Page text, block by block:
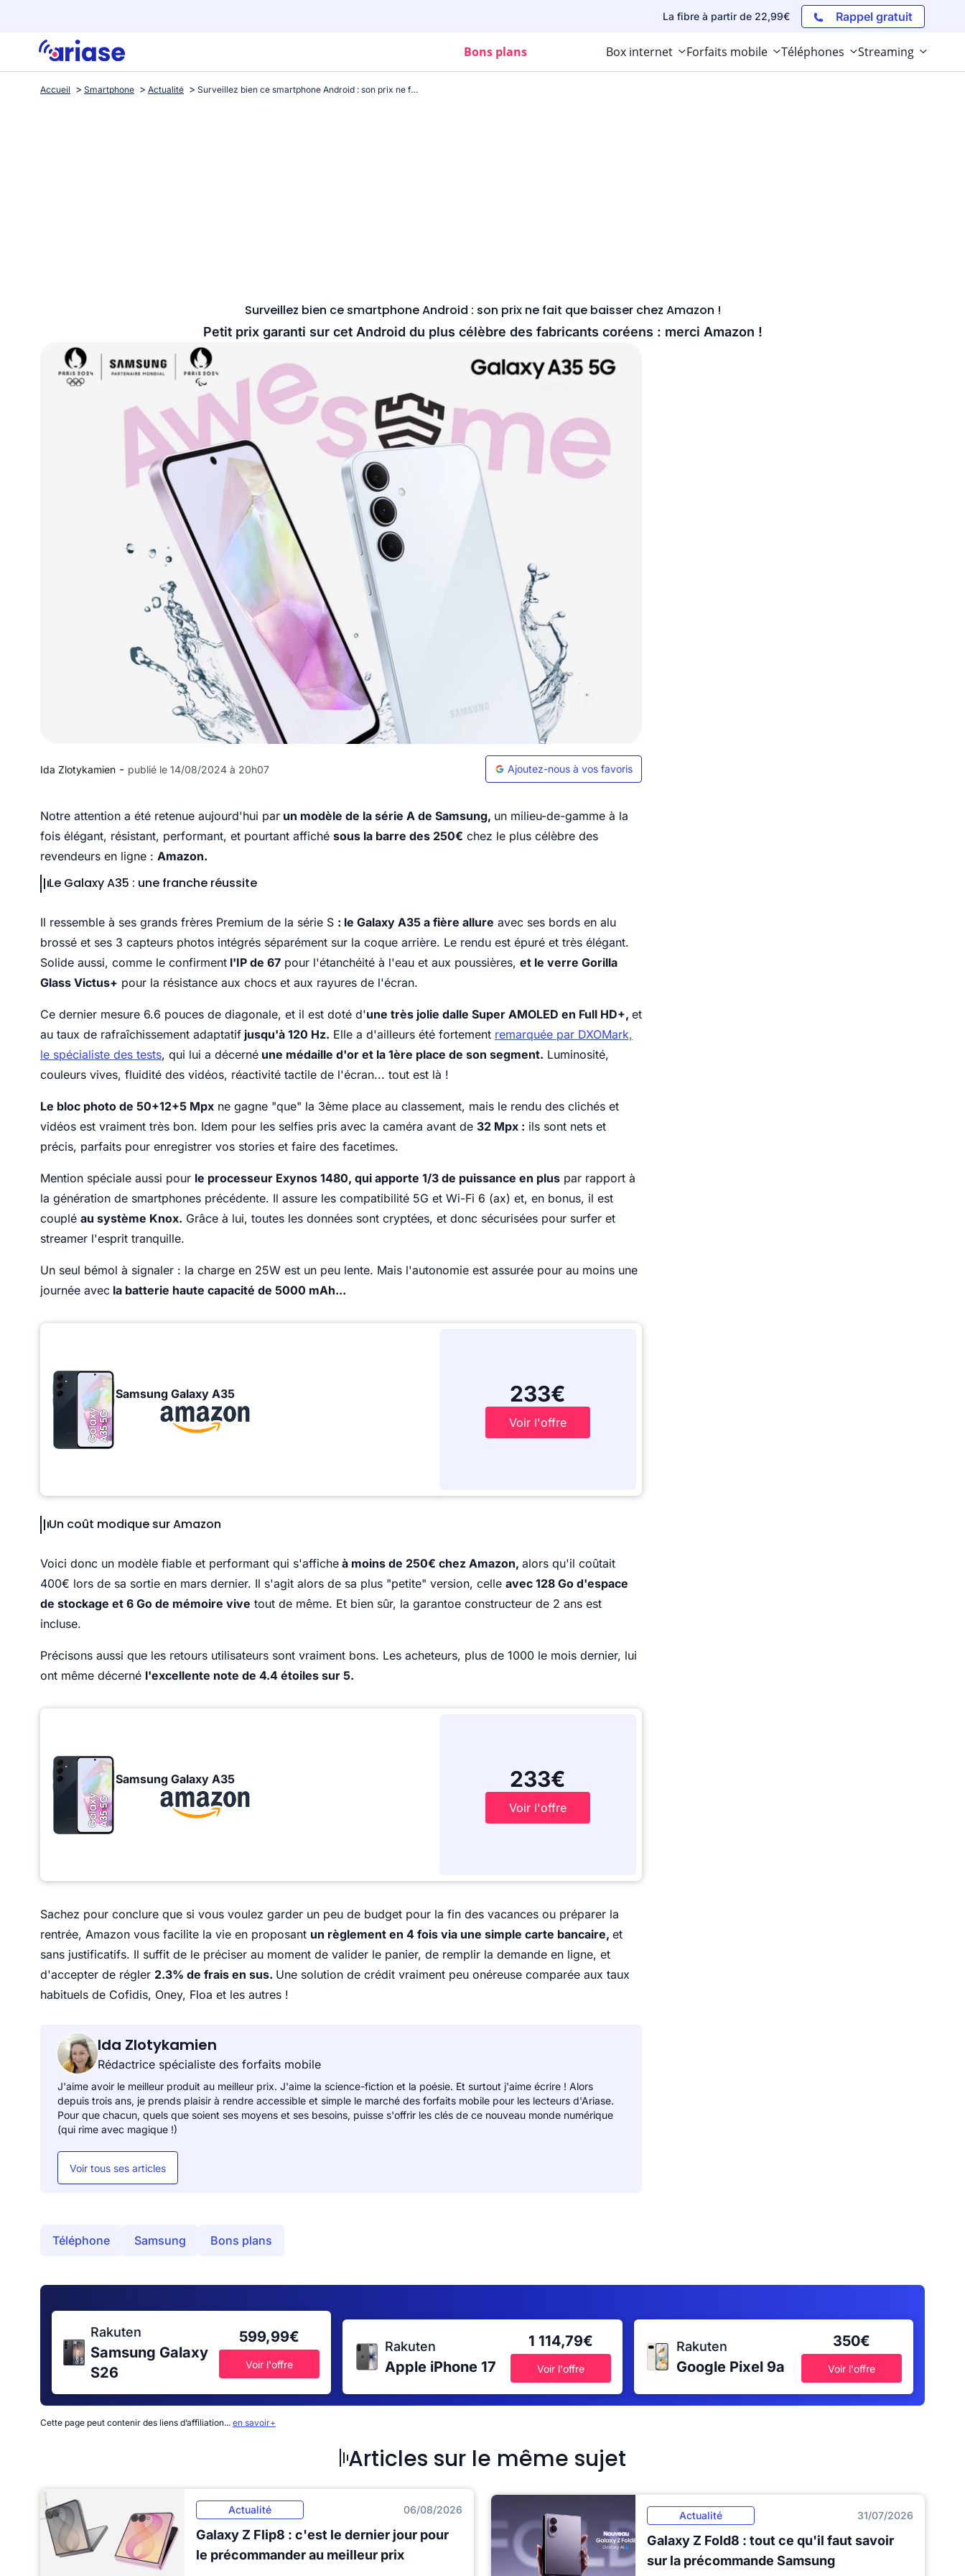
La fibre à partir de 22,99€ Rappel gratuit
Bons plans Box internet Forfaits mobile Téléphones Streaming
Accueil Smartphone Actualité Surveillez bien ce smartphone Android : son prix ne fait que baisser chez Amazon !
Surveillez bien ce smartphone Android : son prix ne fait que baisser chez Amazon !
Petit prix garanti sur cet Android du plus célèbre des fabricants coréens : merci Amazon !
Ida Zlotykamien - publié le 14/08/2024 à 20h07 Ajoutez-nous à vos favoris
Notre attention a été retenue aujourd'hui par un modèle de la série A de Samsung, un milieu-de-gamme à la
fois élégant, résistant, performant, et pourtant affiché sous la barre des 250€ chez le plus célèbre des
revendeurs en ligne : Amazon.
Le Galaxy A35 : une franche réussite
Il ressemble à ses grands frères Premium de la série S : le Galaxy A35 a fière allure avec ses bords en alu
brossé et ses 3 capteurs photos intégrés séparément sur la coque arrière. Le rendu est épuré et très élégant.
Solide aussi, comme le confirment l'IP de 67 pour l'étanchéité à l'eau et aux poussières, et le verre Gorilla
Glass Victus+ pour la résistance aux chocs et aux rayures de l'écran.
Ce dernier mesure 6.6 pouces de diagonale, et il est doté d'une très jolie dalle Super AMOLED en Full HD+, et
au taux de rafraîchissement adaptatif jusqu'à 120 Hz. Elle a d'ailleurs été fortement remarquée par DXOMark,
le spécialiste des tests, qui lui a décerné une médaille d'or et la 1ère place de son segment. Luminosité,
couleurs vives, fluidité des vidéos, réactivité tactile de l'écran... tout est là !
Le bloc photo de 50+12+5 Mpx ne gagne "que" la 3ème place au classement, mais le rendu des clichés et
vidéos est vraiment très bon. Idem pour les selfies pris avec la caméra avant de 32 Mpx : ils sont nets et
précis, parfaits pour enregistrer vos stories et faire des facetimes.
Mention spéciale aussi pour le processeur Exynos 1480, qui apporte 1/3 de puissance en plus par rapport à
la génération de smartphones précédente. Il assure les compatibilité 5G et Wi-Fi 6 (ax) et, en bonus, il est
couplé au système Knox. Grâce à lui, toutes les données sont cryptées, et donc sécurisées pour surfer et
streamer l'esprit tranquille.
Un seul bémol à signaler : la charge en 25W est un peu lente. Mais l'autonomie est assurée pour au moins une
journée avec la batterie haute capacité de 5000 mAh...
Samsung Galaxy A35 233€
Voir l'offre
Un coût modique sur Amazon
Voici donc un modèle fiable et performant qui s'affiche à moins de 250€ chez Amazon, alors qu'il coûtait
400€ lors de sa sortie en mars dernier. Il s'agit alors de sa plus "petite" version, celle avec 128 Go d'espace
de stockage et 6 Go de mémoire vive tout de même. Et bien sûr, la garantoe constructeur de 2 ans est
incluse.
Précisons aussi que les retours utilisateurs sont vraiment bons. Les acheteurs, plus de 1000 le mois dernier, lui
ont même décerné l'excellente note de 4.4 étoiles sur 5.
Samsung Galaxy A35 233€
Voir l'offre
Sachez pour conclure que si vous voulez garder un peu de budget pour la fin des vacances ou préparer la
rentrée, Amazon vous facilite la vie en proposant un règlement en 4 fois via une simple carte bancaire, et
sans justificatifs. Il suffit de le préciser au moment de valider le panier, de remplir la demande en ligne, et
d'accepter de régler 2.3% de frais en sus. Une solution de crédit vraiment peu onéreuse comparée aux taux
habituels de Cofidis, Oney, Floa et les autres !
Ida Zlotykamien
Rédactrice spécialiste des forfaits mobile
J'aime avoir le meilleur produit au meilleur prix. J'aime la science-fiction et la poésie. Et surtout j'aime écrire ! Alors
depuis trois ans, je prends plaisir à rendre accessible et simple le marché des forfaits mobile pour les lecteurs d'Ariase.
Pour que chacun, quels que soient ses moyens et ses besoins, puisse s'offrir les clés de ce nouveau monde numérique
(qui rime avec magique !)
Voir tous ses articles
Téléphone Samsung Bons plans
Rakuten
Samsung Galaxy
S26
599,99€
Voir l'offre
Rakuten
Apple iPhone 17
1 114,79€
Voir l'offre
Rakuten
Google Pixel 9a
350€
Voir l'offre
Cette page peut contenir des liens d’affiliation... en savoir+
Articles sur le même sujet
Actualité 06/08/2026
Galaxy Z Flip8 : c'est le dernier jour pour
le précommander au meilleur prix
Actualité 31/07/2026
Galaxy Z Fold8 : tout ce qu'il faut savoir
sur la précommande Samsung